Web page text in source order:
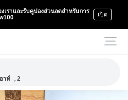
เราและรับคูปองส่วนลดสำหรับการ
เปิด
าท์ , 2